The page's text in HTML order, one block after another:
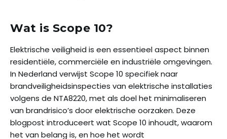
Elektrische veiligheid is een essentieel aspect binnen
residentiële, commerciële en industriële omgevingen.
In Nederland verwijst Scope 10 specifiek naar
brandveiligheidsinspecties van elektrische installaties
volgens de NTA8220, met als doel het minimaliseren
van brandrisico’s door elektrische oorzaken. Deze
blogpost introduceert wat Scope 10 inhoudt, waarom
het van belang is, en hoe het wordt
Wat is Scope 10?